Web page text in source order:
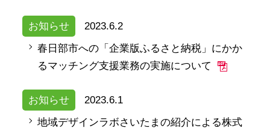
お知らせ
2023.6.2
春日部市への「企業版ふるさと納税」にかか
るマッチング支援業務の実施について
お知らせ
2023.6.1
地域デザインラボさいたまの紹介による株式